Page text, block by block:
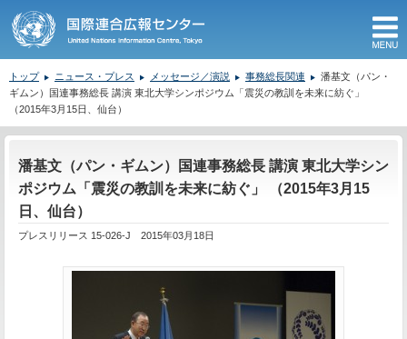
トップ ニュース・プレス メッセージ／演説 事務総長関連
潘基文（パン・
ギムン）国連事務総長 講演 東北大学シンポジウム「震災の教訓を未来に紡ぐ」
（2015年3月15日、仙台）
潘基文（パン・ギムン）国連事務総長 講演 東北大学シン
ポジウム「震災の教訓を未来に紡ぐ」 （2015年3月15
日、仙台）
プレスリリース 15-026-J 2015年03月18日